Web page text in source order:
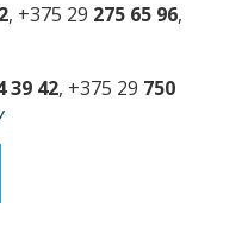
, +375 29 275 65 96,
39 42, +375 29 750